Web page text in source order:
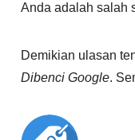
Anda adalah salah
Demikian ulasan
Dibenci Google.